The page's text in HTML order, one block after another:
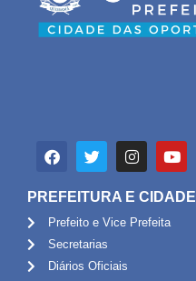
PREFEITURA E CIDADE
Prefeito e Vice Prefeita
Secretarias
Diários Oficiais